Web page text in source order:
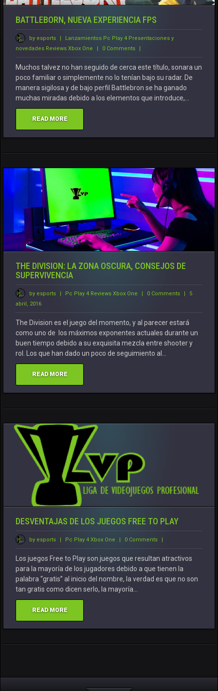
BATTLEBORN, NUEVA EXPERIENCIA FPS
by esports | Lanzamientos Pc Play 4 Presentaciones y
novedades Reviews Xbox One | 0 Comments |
Muchos talvez no han seguido de cerca este título, sonara un
poco familiar o simplemente no lo tenían bajo su radar. De
manera sigilosa y de bajo perfil Battlebron se ha ganado
muchas miradas debido a los elementos que introduce,…
READ MORE
THE DIVISION: LA ZONA OSCURA, CONSEJOS DE
SUPERVIVENCIA
by esports | Pc Play 4 Reviews Xbox One | 0 Comments |
5
abril, 2016
The Division es el juego del momento, y al parecer estará
como uno de los máximos exponentes actuales durante un
buen tiempo debido a su exquisita mezcla entre shooter y
rol. Los que han dado un poco de seguimiento al…
READ MORE
DESVENTAJAS DE LOS JUEGOS FREE TO PLAY
by esports | Pc Play 4 Xbox One | 0 Comments |
Los juegos Free to Play son juegos que resultan atractivos
para la mayoría de los jugadores debido a que tienen la
palabra “gratis” al inicio del nombre, la verdad es que no son
tan gratis como dicen serlo, la mayoría…
READ MORE